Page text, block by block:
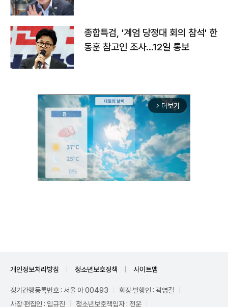
종합특검, '계엄 당정대 회의 참석' 한
동훈 참고인 조사...12일 통보
arrow_forward_ios 더보기
개인정보처리방침 청소년보호정책 사이트맵
정기간행등록번호 : 서울 아 00493
회장·발행인 : 곽영길
사장·편집인 : 임규진
청소년보호책임자 : 전운